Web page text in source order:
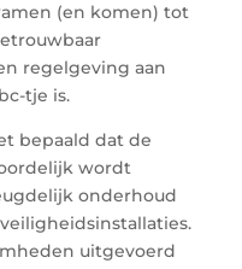
(en komen) tot
regelgeving aan
tje is.
bepaald dat de
wordt
onderhoud
uitgevoerd